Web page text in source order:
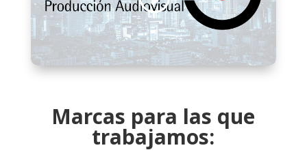
Marcas para las que
trabajamos: